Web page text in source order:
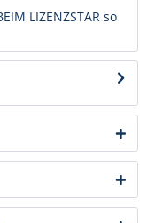
LIZENZSTAR so